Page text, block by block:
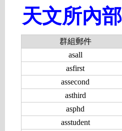
天文所內
群組郵件
asall
asfirst
assecond
asthird
asphd
asstudent